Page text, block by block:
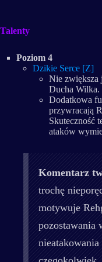
Talenty
Poziom 4
Dzikie Serce [Z]
Nie zwiększa
Ducha Wilka.
Dodatkowa
przywracają
Skuteczność
ataków
Komentarz
trochę
motywuje
pozostawania